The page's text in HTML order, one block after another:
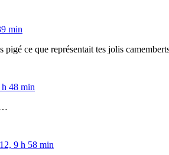
min
pigé ce que représentait tes jolis
48 min
9 h 58 min